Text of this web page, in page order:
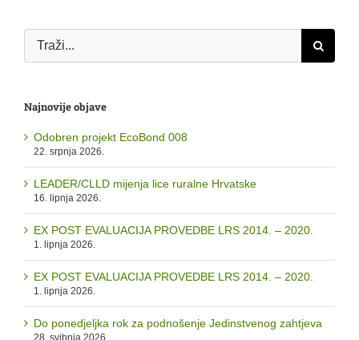
Traži...
Najnovije objave
Odobren projekt EcoBond 008
22. srpnja 2026.
LEADER/CLLD mijenja lice ruralne Hrvatske
16. lipnja 2026.
EX POST EVALUACIJA PROVEDBE LRS 2014. – 2020.
1. lipnja 2026.
EX POST EVALUACIJA PROVEDBE LRS 2014. – 2020.
1. lipnja 2026.
Do ponedjeljka rok za podnošenje Jedinstvenog zahtjeva
28. svibnja 2026.